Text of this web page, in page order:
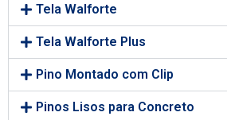
Tela Walforte
Tela Walforte Plus
Pino Montado com Clip
Pinos Lisos para Concreto